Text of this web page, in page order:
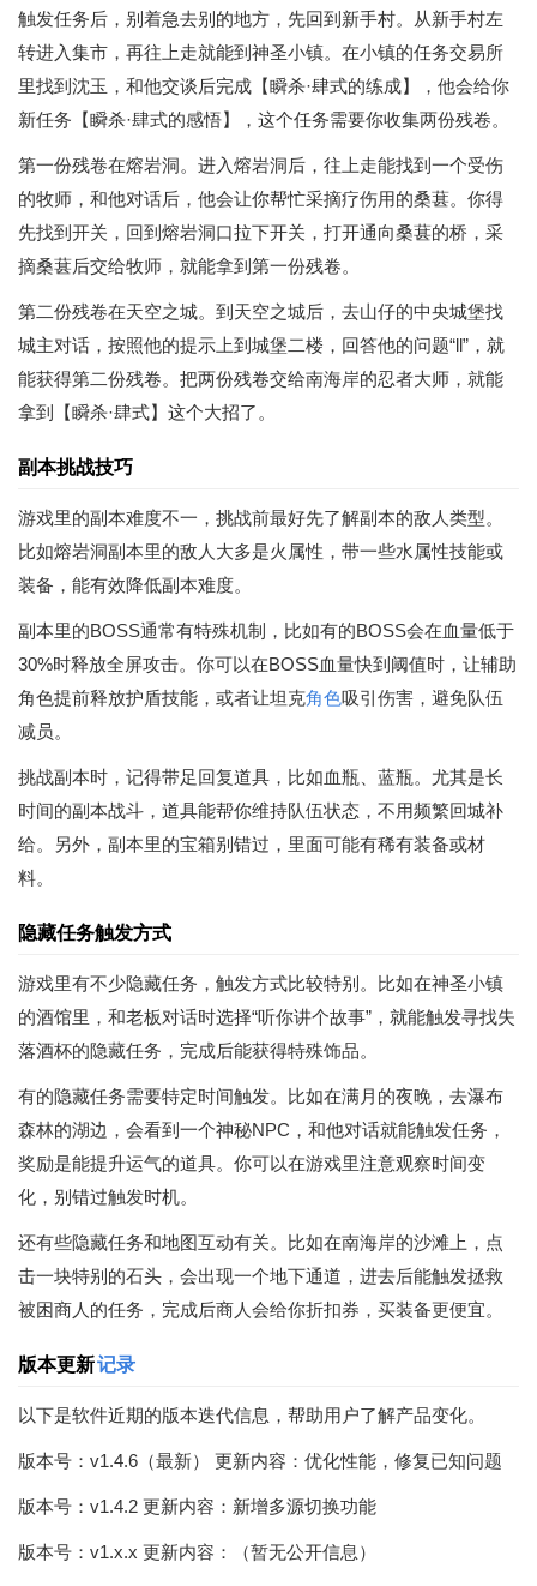
触发任务后，别着急去别的地方，先回到新手村。从新手村左
转进入集市，再往上走就能到神圣小镇。在小镇的任务交易所
里找到沈玉，和他交谈后完成【瞬杀·肆式的练成】，他会给你
新任务【瞬杀·肆式的感悟】，这个任务需要你收集两份残卷。
第一份残卷在熔岩洞。进入熔岩洞后，往上走能找到一个受伤
的牧师，和他对话后，他会让你帮忙采摘疗伤用的桑葚。你得
先找到开关，回到熔岩洞口拉下开关，打开通向桑葚的桥，采
摘桑葚后交给牧师，就能拿到第一份残卷。
第二份残卷在天空之城。到天空之城后，去山仔的中央城堡找
城主对话，按照他的提示上到城堡二楼，回答他的问题“ll”，就
能获得第二份残卷。把两份残卷交给南海岸的忍者大师，就能
拿到【瞬杀·肆式】这个大招了。
副本挑战技巧
游戏里的副本难度不一，挑战前最好先了解副本的敌人类型。
比如熔岩洞副本里的敌人大多是火属性，带一些水属性技能或
装备，能有效降低副本难度。
副本里的BOSS通常有特殊机制，比如有的BOSS会在血量低于
30%时释放全屏攻击。你可以在BOSS血量快到阈值时，让辅助
角色提前释放护盾技能，或者让坦克角色吸引伤害，避免队伍
减员。
挑战副本时，记得带足回复道具，比如血瓶、蓝瓶。尤其是长
时间的副本战斗，道具能帮你维持队伍状态，不用频繁回城补
给。另外，副本里的宝箱别错过，里面可能有稀有装备或材
料。
隐藏任务触发方式
游戏里有不少隐藏任务，触发方式比较特别。比如在神圣小镇
的酒馆里，和老板对话时选择“听你讲个故事”，就能触发寻找失
落酒杯的隐藏任务，完成后能获得特殊饰品。
有的隐藏任务需要特定时间触发。比如在满月的夜晚，去瀑布
森林的湖边，会看到一个神秘NPC，和他对话就能触发任务，
奖励是能提升运气的道具。你可以在游戏里注意观察时间变
化，别错过触发时机。
还有些隐藏任务和地图互动有关。比如在南海岸的沙滩上，点
击一块特别的石头，会出现一个地下通道，进去后能触发拯救
被困商人的任务，完成后商人会给你折扣券，买装备更便宜。
版本更新记录
以下是软件近期的版本迭代信息，帮助用户了解产品变化。
版本号：v1.4.6（最新） 更新内容：优化性能，修复已知问题
版本号：v1.4.2 更新内容：新增多源切换功能
版本号：v1.x.x 更新内容：（暂无公开信息）